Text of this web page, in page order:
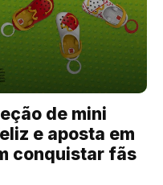
de mini
e aposta em
conquistar fãs